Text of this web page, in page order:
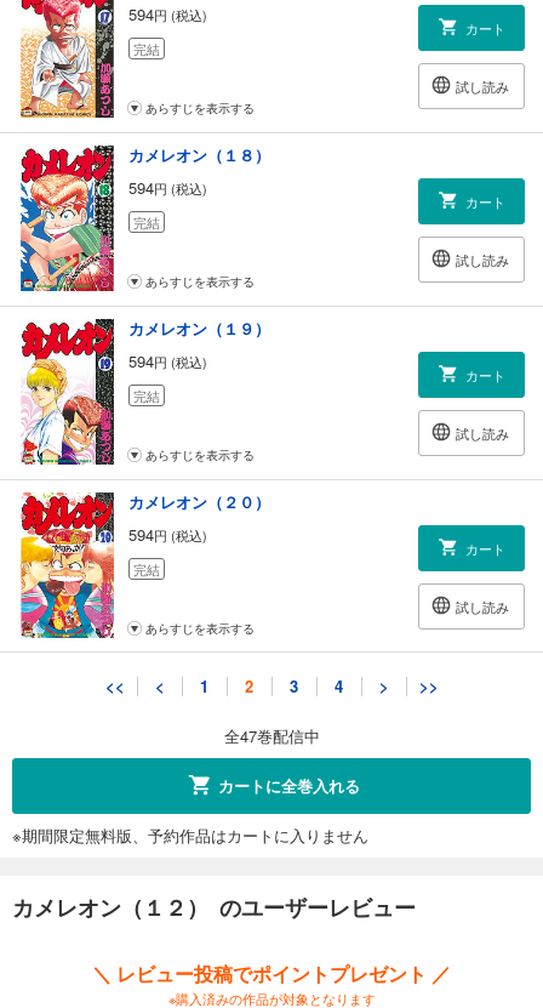
594円 (税込)
完結
カート
試し読み
あらすじを表示する
カメレオン（１８）
594円 (税込)
完結
カート
試し読み
あらすじを表示する
カメレオン（１９）
594円 (税込)
完結
カート
試し読み
あらすじを表示する
カメレオン（２０）
594円 (税込)
完結
カート
試し読み
あらすじを表示する
カメレオン（２１）
あらすじを表示する
カメレオン（２２）
完結
あらすじを表示する
<< < 1 2 3 4 > >>
全47巻配信中
カートに全巻入れる
※期間限定無料版、予約作品はカートに入りません
カメレオン（１２） のユーザーレビュー
＼ レビュー投稿でポイントプレゼント ／
※購入済みの作品が対象となります